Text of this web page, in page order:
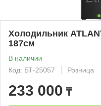
Холодильник
187см
В наличии
Код: БТ-25057
Розница
233 000 ₸